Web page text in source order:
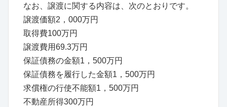
なお、譲渡に関する内容は、次のとおりです。
譲渡価額2，000万円
取得費100万円
譲渡費用69.3万円
保証債務の金額1，500万円
保証債務を履行した金額1，500万円
求償権の行使不能額1，500万円
不動産所得300万円